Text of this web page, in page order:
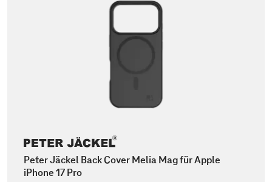
Peter Jäckel Back Cover Melia Mag für Apple
iPhone 17 Pro